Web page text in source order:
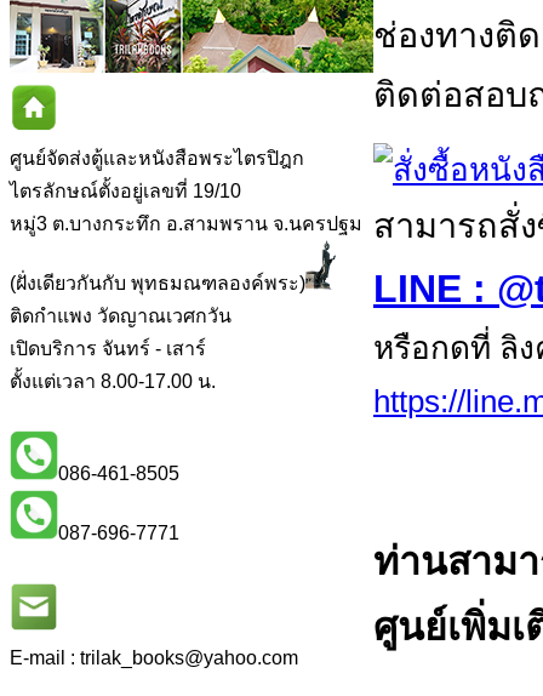
ศูนย์จัดส่งตู้และหนังสือพระไตรปิฎก
ไตรลักษณ์ตั้งอยู่เลขที่ 19/10
หมู่3 ต.บางกระทึก อ.สามพราน จ.นครปฐม
(ฝั่งเดียวกันกับ พุทธมณฑลองค์พระ)
ติดกำแพง วัดญาณเวศกวัน
เปิดบริการ จันทร์ - เสาร์
ตั้งแต่เวลา 8.00-17.00 น.
086-461-8505
087-696-7771
E-mail : trilak_books@yahoo.com
ช่องทางติ
ติดต่อสอบ
สามารถสั่
LINE :
หรือกดที่ ลิง
https://
ท่านสาม
ศูนย์เพิ่มเ